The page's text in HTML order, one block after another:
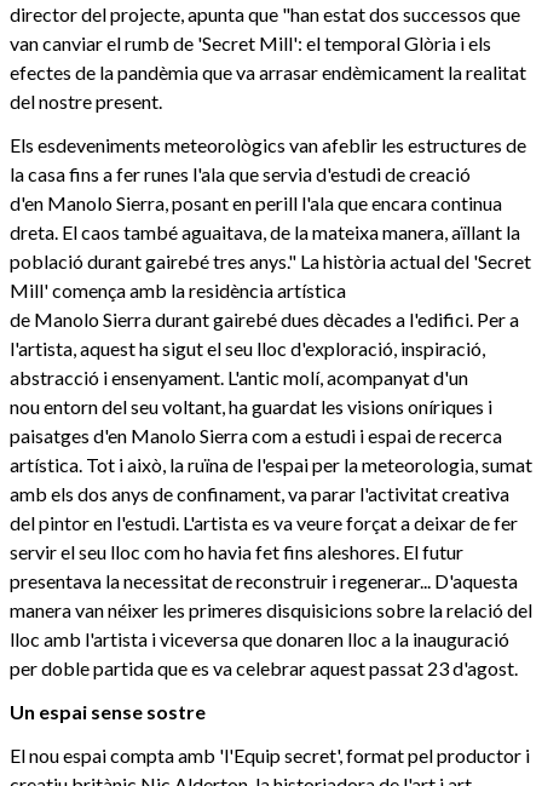
director del projecte, apunta que "han estat dos successos que
van canviar el rumb de 'Secret Mill': el temporal Glòria i els
efectes de la pandèmia que va arrasar endèmicament la realitat
del nostre present.
Els esdeveniments meteorològics van afeblir les estructures de
la casa fins a fer runes l'ala que servia d'estudi de creació
d'en Manolo Sierra, posant en perill l'ala que encara continua
dreta. El caos també aguaitava, de la mateixa manera, aïllant la
població durant gairebé tres anys." La història actual del 'Secret
Mill' comença amb la residència artística
de Manolo Sierra durant gairebé dues dècades a l'edifici. Per a
l'artista, aquest ha sigut el seu lloc d'exploració, inspiració,
abstracció i ensenyament. L'antic molí, acompanyat d'un
nou entorn del seu voltant, ha guardat les visions oníriques i
paisatges d'en Manolo Sierra com a estudi i espai de recerca
artística. Tot i això, la ruïna de l'espai per la meteorologia, sumat
amb els dos anys de confinament, va parar l'activitat creativa
del pintor en l'estudi. L'artista es va veure forçat a deixar de fer
servir el seu lloc com ho havia fet fins aleshores. El futur
presentava la necessitat de reconstruir i regenerar... D'aquesta
manera van néixer les primeres disquisicions sobre la relació del
lloc amb l'artista i viceversa que donaren lloc a la inauguració
per doble partida que es va celebrar aquest passat 23 d'agost.
Un espai sense sostre
El nou espai compta amb 'l'Equip secret', format pel productor i